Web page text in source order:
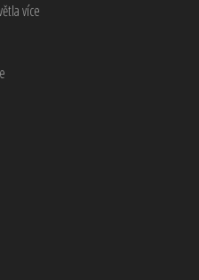
více